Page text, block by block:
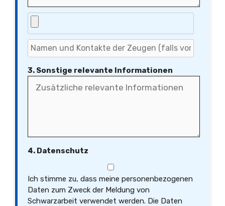
3. Sonstige relevante Informationen
4. Datenschutz
Ich stimme zu, dass meine personenbezogenen
Daten zum Zweck der Meldung von
Schwarzarbeit verwendet werden. Die Daten